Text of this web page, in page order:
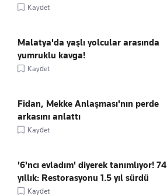
Kaydet
Malatya'da yaşlı yolcular arasında
yumruklu kavga!
Kaydet
Fidan, Mekke Anlaşması'nın perde
arkasını anlattı
Kaydet
'6'ncı evladım' diyerek tanımlıyor! 74
yıllık: Restorasyonu 1.5 yıl sürdü
Kaydet